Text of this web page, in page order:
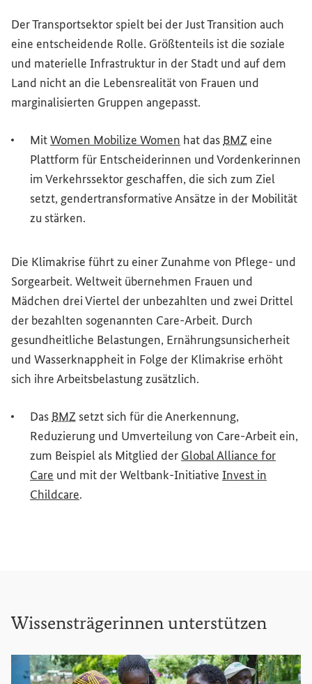
Der Transportsektor spielt bei derJust Transition auch
eine entscheidende Rolle. Größtenteils ist die soziale
und materielle Infrastruktur in der Stadt und auf dem
Land nicht an die Lebensrealität von Frauen und
marginalisierten Gruppen angepasst.
MitWomen Mobilize Women (Externer Link)
hat das BMZ eine
Plattform für Entscheiderinnen und Vordenkerinnen
im Verkehrssektor geschaffen, die sich zum Ziel
setzt, gendertransformative Ansätze in der Mobilität
zu stärken.
Die Klimakrise führt zu einer Zunahme von Pflege- und
Sorgearbeit. Weltweit übernehmen Frauen und
Mädchen drei Viertel der unbezahlten und zwei Drittel
der bezahlten sogenannten Care-Arbeit. Durch
gesundheitliche Belastungen, Ernährungsunsicherheit
und Wasserknappheit in Folge der Klimakrise erhöht
sich ihre Arbeitsbelastung zusätzlich.
Das BMZ setzt sich für die Anerkennung,
Reduzierung und Umverteilung von Care-Arbeit ein,
zum Beispiel als Mitglied der Global Alliance for
Care (Externer Link)
und mit der Weltbank-Initiative Invest in
Childcare(Externer Link)
.
Wissensträgerinnen unterstützen